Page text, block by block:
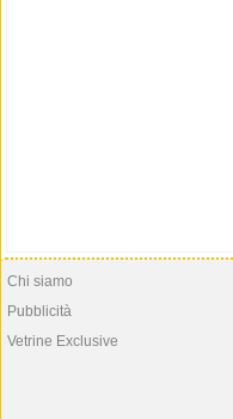
Chi siamo
Pubblicità
Vetrine Exclusive